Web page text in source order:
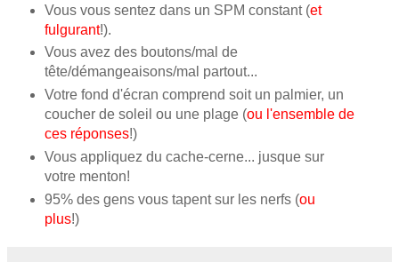
Vous vous sentez dans un SPM constant (et
fulgurant!).
Vous avez des boutons/mal de
tête/démangeaisons/mal partout...
Votre fond d'écran comprend soit un palmier, un
coucher de soleil ou une plage (ou l'ensemble de
ces réponses!)
Vous appliquez du cache-cerne... jusque sur
votre menton!
95% des gens vous tapent sur les nerfs (ou
plus!)